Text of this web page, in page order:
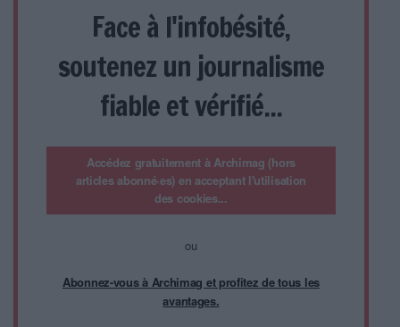
Face à l'infobésité,
soutenez un journalisme
fiable et vérifié...
Accédez gratuitement à Archimag (hors
articles abonné·es) en acceptant l'utilisation
des cookies...
ou
Abonnez-vous à Archimag et profitez de tous les
avantages.